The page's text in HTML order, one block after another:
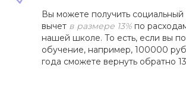
Вы можете получить социальный
вычет в размере 13% по
нашей школе. То есть, если вы
обучение, например, 100000
года сможете вернуть обратно